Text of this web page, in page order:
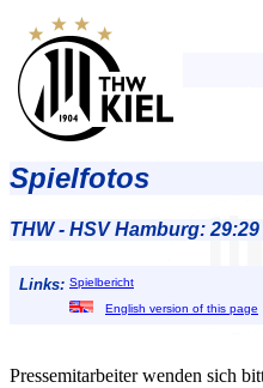
Spielfotos
THW - HSV Hamburg:
Links: Spielbericht
English version of this page
Pressemitarbeiter wenden sich